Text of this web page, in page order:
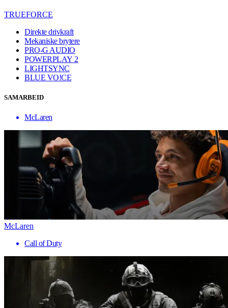
TRUEFORCE
Direkte drivkraft
Mekaniske brytere
PRO-G AUDIO
POWERPLAY 2
LIGHTSYNC
BLUE VO!CE
SAMARBEID
McLaren
McLaren
Call of Duty